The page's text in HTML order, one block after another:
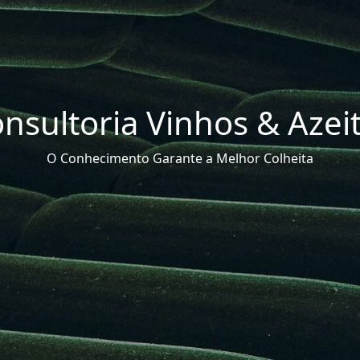
Vinhos &
O Conhecimento Garante a Melhor Colheita